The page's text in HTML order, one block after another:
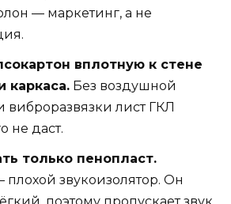
— маркетинг, а не
вплотную к стене
каркаса. Без воздушной
виброразвязки лист ГКЛ
не даст.
только пенопласт.
плохой звукоизолятор. Он